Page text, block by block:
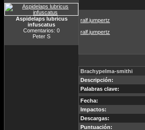
Aspidelaps lubricus
infuscatus
Comentarios: 0
Peter S
ralf.jumpertz
ralf.jumpertz
Brachypelma-smithi
Descripción:
Palabras clave:
Fecha:
Impactos:
Descargas:
Puntuación: